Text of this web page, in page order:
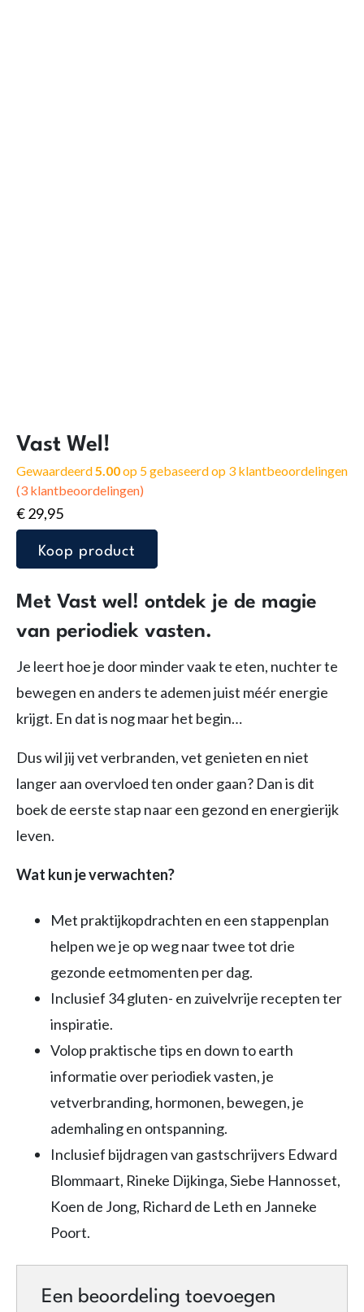
Vast Wel!
Gewaardeerd5.00op 5 gebaseerd op 3 klantbeoordelingen
(3 klantbeoordelingen)
€29,95
Koop product
Met Vast wel! ontdek je de magie
van periodiek vasten.
Je leert hoe je door minder vaak te eten, nuchter te
bewegen en anders te ademen juist méér energie
krijgt. En dat is nog maar het begin…
Dus wil jij vet verbranden, vet genieten en niet
langer aan overvloed ten onder gaan? Dan is dit
boek de eerste stap naar een gezond en energierijk
leven.
Wat kun je verwachten?
Met praktijkopdrachten en een stappenplan
helpen we je op weg naar twee tot drie
gezonde eetmomenten per dag.
Inclusief 34 gluten- en zuivelvrije recepten ter
inspiratie.
Volop praktische tips en down to earth
informatie over periodiek vasten, je
vetverbranding, hormonen, bewegen, je
ademhaling en ontspanning.
Inclusief bijdragen van gastschrijvers Edward
Blommaart, Rineke Dijkinga, Siebe Hannosset,
Koen de Jong, Richard de Leth en Janneke
Poort.
Een beoordeling toevoegen